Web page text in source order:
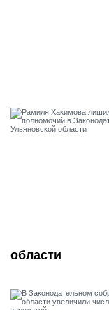
области